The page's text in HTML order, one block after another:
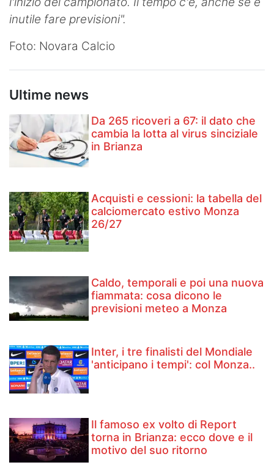
inutile fare previsioni".
Foto: Novara Calcio
Ultime news
Da 265 ricoveri a 67: il dato che
cambia la lotta al virus sinciziale
in Brianza
Acquisti e cessioni: la tabella del
calciomercato estivo Monza
26/27
Caldo, temporali e poi una nuova
fiammata: cosa dicono le
previsioni meteo a Monza
Inter, i tre finalisti del Mondiale
'anticipano i tempi': col Monza..
Il famoso ex volto di Report
torna in Brianza: ecco dove e il
motivo del suo ritorno